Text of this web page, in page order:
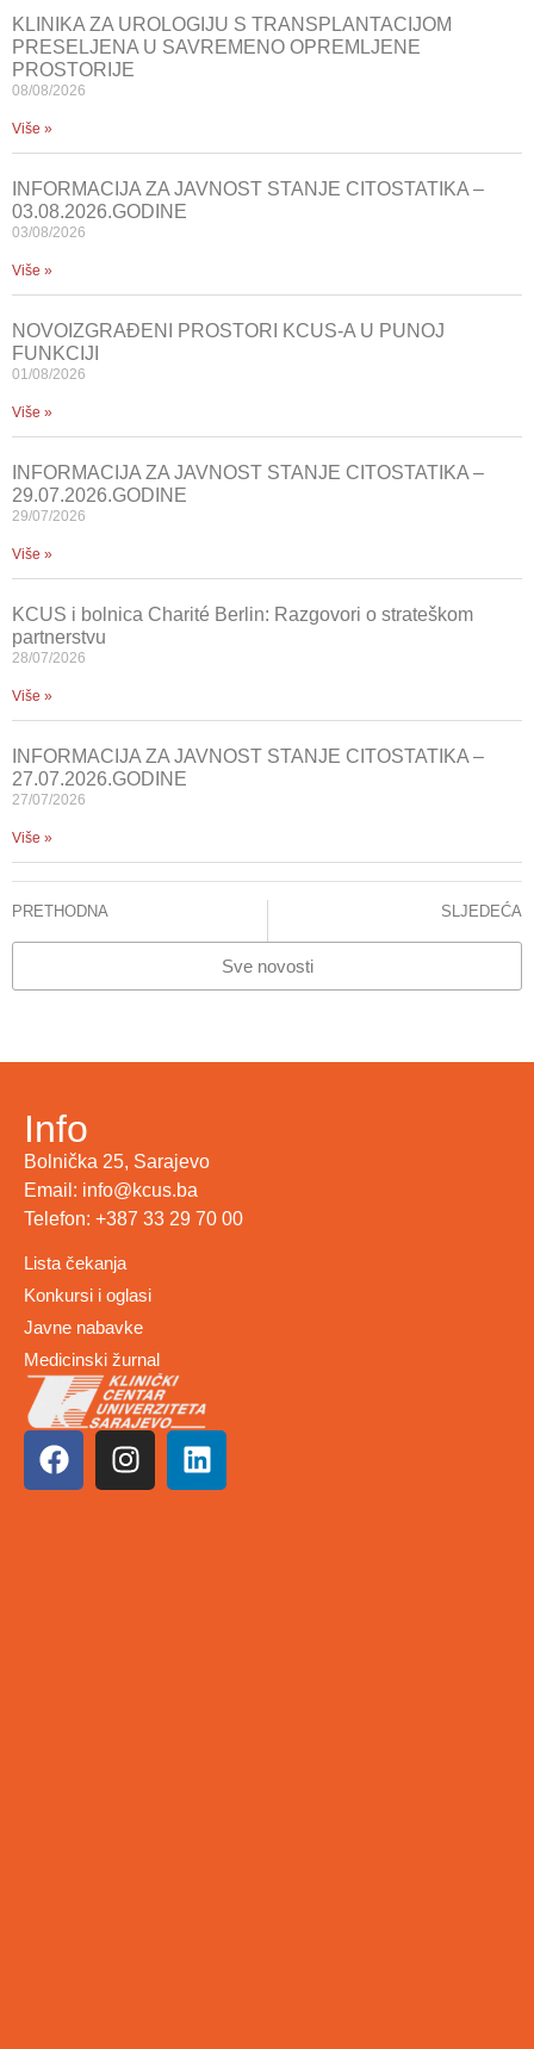
KLINIKA ZA UROLOGIJU S TRANSPLANTACIJOM
PRESELJENA U SAVREMENO OPREMLJENE
PROSTORIJE
08/08/2026
Više »
INFORMACIJA ZA JAVNOST STANJE CITOSTATIKA –
03.08.2026.GODINE
03/08/2026
Više »
NOVOIZGRAĐENI PROSTORI KCUS-A U PUNOJ
FUNKCIJI
01/08/2026
Više »
INFORMACIJA ZA JAVNOST STANJE CITOSTATIKA –
29.07.2026.GODINE
29/07/2026
Više »
KCUS i bolnica Charité Berlin: Razgovori o strateškom
partnerstvu
28/07/2026
Više »
INFORMACIJA ZA JAVNOST STANJE CITOSTATIKA –
27.07.2026.GODINE
27/07/2026
Više »
PRETHODNA SLJEDEĆA
Sve novosti
Info
Bolnička 25, Sarajevo
Email: info@kcus.ba
Telefon: +387 33 29 70 00
Lista čekanja
Konkursi i oglasi
Javne nabavke
Medicinski žurnal